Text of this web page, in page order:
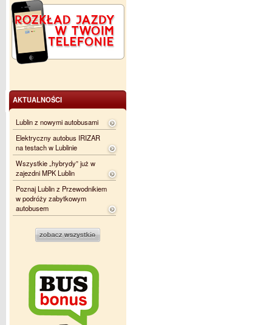
AKTUALNOŚCI
Lublin z nowymi autobusami
Elektryczny autobus IRIZAR
na testach w Lublinie
Wszystkie „hybrydy” już w
zajezdni MPK Lublin
Poznaj Lublin z Przewodnikiem
w podróży zabytkowym
autobusem